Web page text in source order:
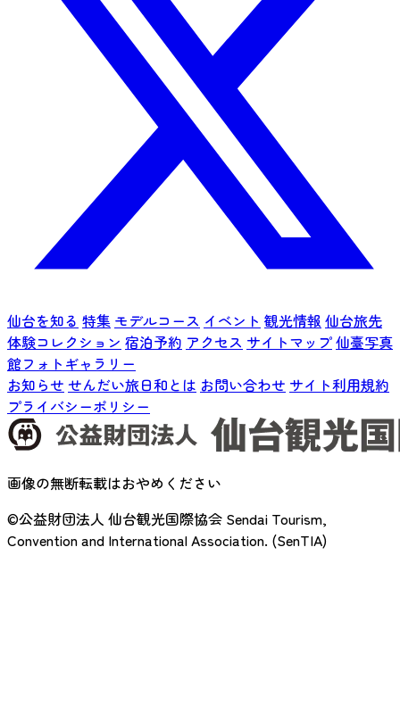
仙台を知る 特集 モデルコース イベント 観光情報 仙台旅先
体験コレクション 宿泊予約 アクセス サイトマップ仙臺写真
館フォトギャラリー
お知らせ せんだい旅日和とは お問い合わせ サイト利用規約
プライバシーポリシー
画像の無断転載はおやめください
©公益財団法人 仙台観光国際協会 Sendai Tourism,
Convention and International Association. (SenTIA)